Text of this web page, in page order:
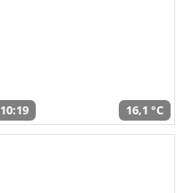
10:19 16,1 °C